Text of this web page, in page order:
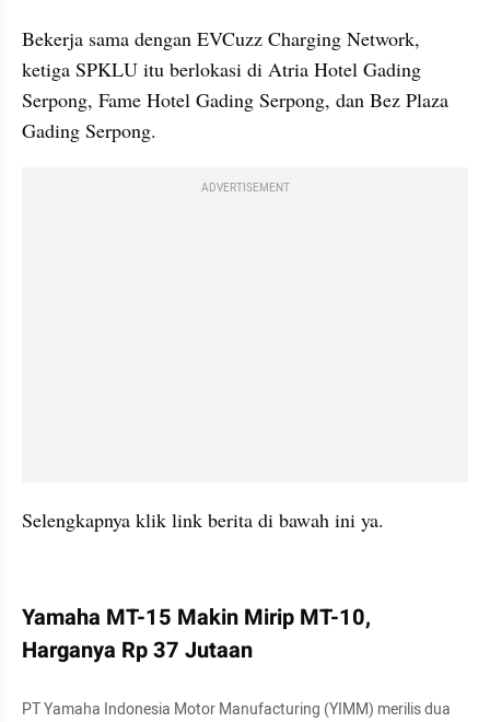
Bekerja sama dengan EVCuzz Charging Network,
ketiga SPKLU itu berlokasi di Atria Hotel Gading
Serpong, Fame Hotel Gading Serpong, dan Bez Plaza
Gading Serpong.
ADVERTISEMENT
Selengkapnya klik link berita di bawah ini ya.
Yamaha MT-15 Makin Mirip MT-10,
Harganya Rp 37 Jutaan
PT Yamaha Indonesia Motor Manufacturing (YIMM) merilis dua